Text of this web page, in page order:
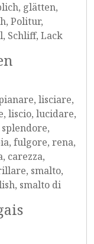
glätten,
Politur,
Schliff, Lack
lisciare,
liscio, lucidare,
fulgore, rena,
carezza,
smalto,
smalto di